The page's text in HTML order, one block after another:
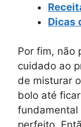
Dicas
Por fim, não
cuidado ao
de misturar
bolo até
fundamental